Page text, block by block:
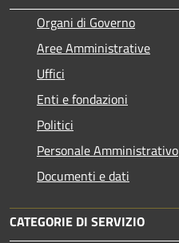
Organi di Governo
Aree Amministrative
Uffici
Enti e fondazioni
Politici
Personale Amministrativo
Documenti e dati
CATEGORIE DI SERVIZIO